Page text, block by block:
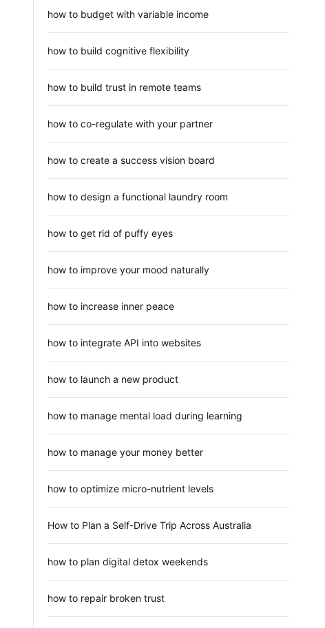
how to budget with variable income
how to build cognitive flexibility
how to build trust in remote teams
how to co-regulate with your partner
how to create a success vision board
how to design a functional laundry room
how to get rid of puffy eyes
how to improve your mood naturally
how to increase inner peace
how to integrate API into websites
how to launch a new product
how to manage mental load during learning
how to manage your money better
how to optimize micro-nutrient levels
How to Plan a Self-Drive Trip Across Australia
how to plan digital detox weekends
how to repair broken trust